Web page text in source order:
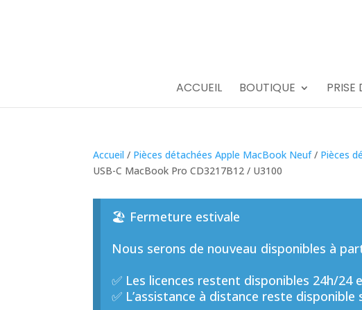
ACCUEIL BOUTIQUE PRISE
Accueil / Pièces détachées Apple MacBook Neuf/ Pièces
USB-C MacBook Pro CD3217B12 / U3100
🏖️ Fermeture estivale
Nous serons de nouveau disponibles à
✅ Les licences restent disponibles 24h/24
✅ L’assistance à distance reste disponible